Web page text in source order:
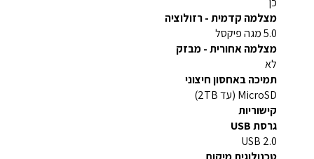
מצלמה קדמית - רזולוציה
5.0 מגה פיקסל
מצלמה אחורית - מבזק
לא
תמיכה באחסון חיצוני
MicroSD (עד 2TB)
קישוריות
גרסת USB
USB 2.0